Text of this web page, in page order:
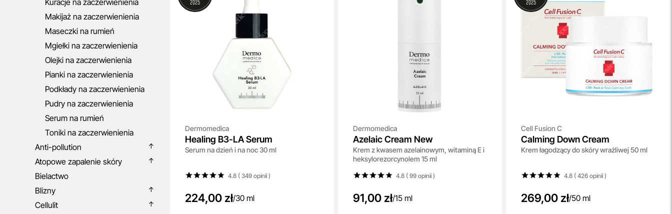
Kuracje na zaczerwienienia
Makijaż na zaczerwienienia
Maseczki na rumień
Mgiełki na zaczerwienienia
Olejki na zaczerwienienia
Pianki na zaczerwienienia
Podkłady na zaczerwienienia
Pudry na zaczerwienienia
Serum na rumień
Toniki na zaczerwienienia
Anti-pollution
Atopowe zapalenie skóry
Bielactwo
Blizny
Cellulit
Dermomedica
Healing B3-LA Serum
Serum na dzień i na noc 30 ml
4.8 ( 349opinii)
224,00 zł/30 ml
Dermomedica
Azelaic Cream New
Krem z kwasem azelainowym, witaminą E i
heksylorezorcynolem 15 ml
4.8 ( 99opinii)
91,00 zł/15 ml
Cell Fusion C
Calming Down Cream
Krem łagodzący do skóry wrażliwej 50 ml
4.8 ( 426opinii)
269,00 zł/50 ml